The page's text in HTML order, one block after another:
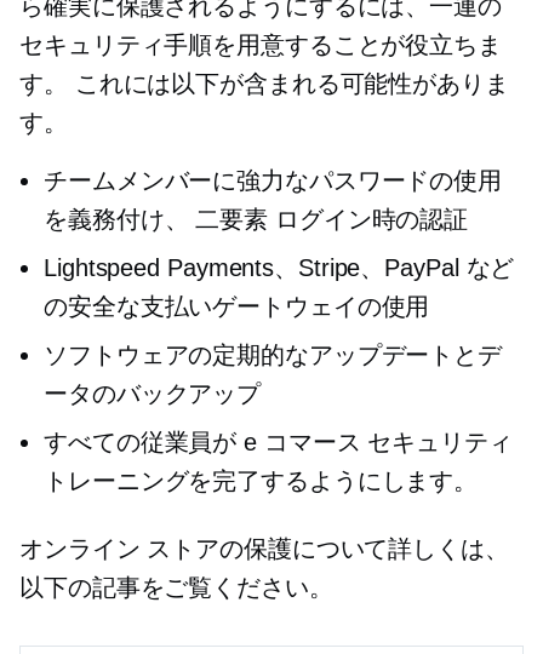
ら確実に保護されるようにするには、一連の
セキュリティ手順を用意することが役立ちま
す。 これには以下が含まれる可能性がありま
す。
チームメンバーに強力なパスワードの使用
を義務付け、二要素 ログイン時の認証
Lightspeed Payments、Stripe、PayPal など
の安全な支払いゲートウェイの使用
ソフトウェアの定期的なアップデートとデ
ータのバックアップ
すべての従業員が e コマース セキュリティ
トレーニングを完了するようにします。
オンライン ストアの保護について詳しくは、
以下の記事をご覧ください。